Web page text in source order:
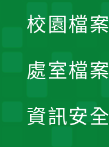
校園檔案
處室檔案
資訊安全